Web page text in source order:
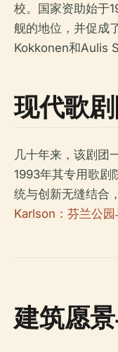
校。国家资助始于
舰的地位，并促成
Kokkonen和Aulis
现代歌
几十年来，该剧团
1993年其专用歌剧
统与创新无缝结合
Karlson：芬兰公园
建筑愿